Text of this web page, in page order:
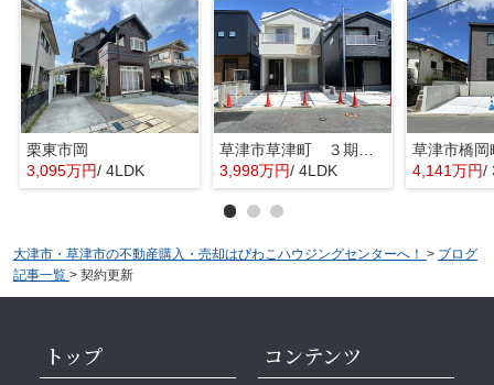
栗東市岡
3,095万円/ 4LDK
3,998万円/ 4LDK 4,141万円/
大津市・草津市の不動産購入・売却はびわこハウジングセンターへ！ > ブログ
記事一覧 > 契約更新
トップ コンテンツ